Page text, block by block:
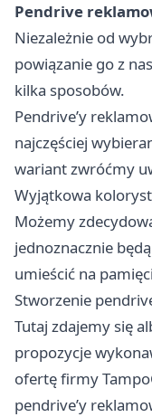
Pendrive
Niezależnie od
powiązanie go z
kilka sposobów.
Pendrive’y
najczęściej
wariant zwróćmy
Wyjątkowa
Możemy
jednoznacznie
umieścić na
Stworzenie
Tutaj zdajemy się
propozycje
ofertę firmy
pendrive’y